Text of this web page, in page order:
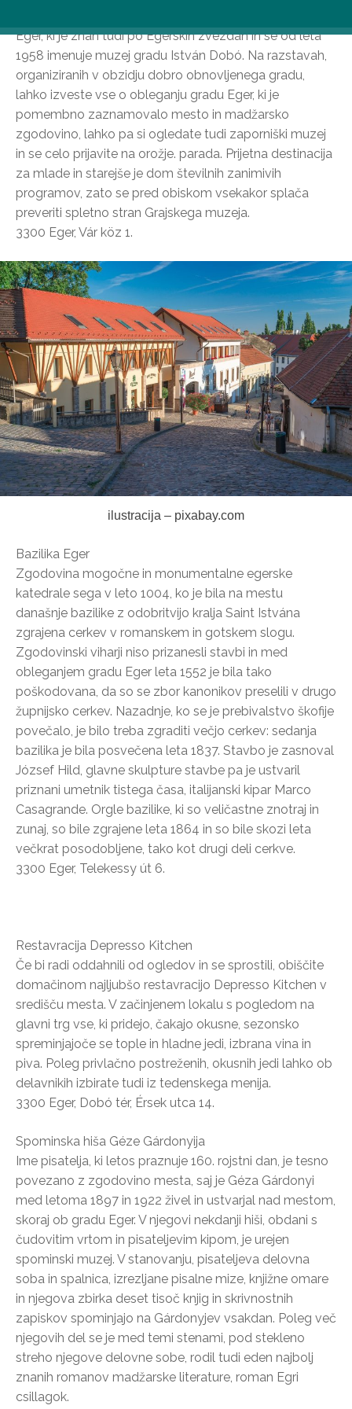
Eger, ki je znan tudi po Egerskih zvezdah in se od leta
1958 imenuje muzej gradu István Dobó. Na razstavah,
organiziranih v obzidju dobro obnovljenega gradu,
lahko izveste vse o obleganju gradu Eger, ki je
pomembno zaznamovalo mesto in madžarsko
zgodovino, lahko pa si ogledate tudi zaporniški muzej
in se celo prijavite na orožje. parada. Prijetna destinacija
za mlade in starejše je dom številnih zanimivih
programov, zato se pred obiskom vsekakor splača
preveriti spletno stran Grajskega muzeja.
3300 Eger, Vár köz 1.
ilustracija – pixabay.com
Bazilika Eger
Zgodovina mogočne in monumentalne egerske
katedrale sega v leto 1004, ko je bila na mestu
današnje bazilike z odobritvijo kralja Saint Istvána
zgrajena cerkev v romanskem in gotskem slogu.
Zgodovinski viharji niso prizanesli stavbi in med
obleganjem gradu Eger leta 1552 je bila tako
poškodovana, da so se zbor kanonikov preselili v drugo
župnijsko cerkev. Nazadnje, ko se je prebivalstvo škofije
povečalo, je bilo treba zgraditi večjo cerkev: sedanja
bazilika je bila posvečena leta 1837. Stavbo je zasnoval
József Hild, glavne skulpture stavbe pa je ustvaril
priznani umetnik tistega časa, italijanski kipar Marco
Casagrande. Orgle bazilike, ki so veličastne znotraj in
zunaj, so bile zgrajene leta 1864 in so bile skozi leta
večkrat posodobljene, tako kot drugi deli cerkve.
3300 Eger, Telekessy út 6.
Restavracija Depresso Kitchen
Če bi radi oddahnili od ogledov in se sprostili, obiščite
domačinom najljubšo restavracijo Depresso Kitchen v
središču mesta. V začinjenem lokalu s pogledom na
glavni trg vse, ki pridejo, čakajo okusne, sezonsko
spreminjajoče se tople in hladne jedi, izbrana vina in
piva. Poleg privlačno postreženih, okusnih jedi lahko ob
delavnikih izbirate tudi iz tedenskega menija.
3300 Eger, Dobó tér, Érsek utca 14.
Spominska hiša Géze Gárdonyija
Ime pisatelja, ki letos praznuje 160. rojstni dan, je tesno
povezano z zgodovino mesta, saj je Géza Gárdonyi
med letoma 1897 in 1922 živel in ustvarjal nad mestom,
skoraj ob gradu Eger. V njegovi nekdanji hiši, obdani s
čudovitim vrtom in pisateljevim kipom, je urejen
spominski muzej. V stanovanju, pisateljeva delovna
soba in spalnica, izrezljane pisalne mize, knjižne omare
in njegova zbirka deset tisoč knjig in skrivnostnih
zapiskov spominjajo na Gárdonyjev vsakdan. Poleg več
njegovih del se je med temi stenami, pod stekleno
streho njegove delovne sobe, rodil tudi eden najbolj
znanih romanov madžarske literature, roman Egri
csillagok.